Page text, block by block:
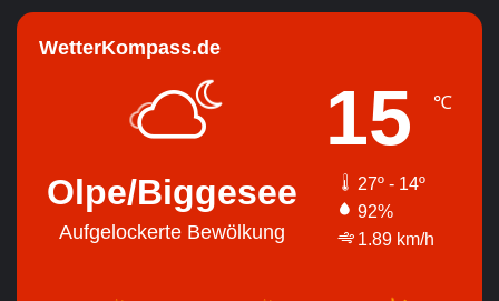
WetterKompass.de
Olpe/Biggesee
Aufgelockerte Bewölkung
15 ℃
27º - 14º
92%
1.89 km/h